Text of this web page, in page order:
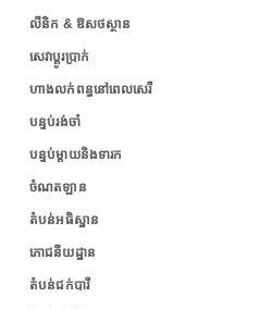
លីនិក & ឱសថស្ថាន
សេវាប្តូរប្រាក់
ហាងលក់ពន្ធនៅពេលសេរី
បន្ទប់រង់ចាំ
បន្ទប់ម្តាយនិងទារក
ចំណតឡាន
តំបន់អធិស្ឋាន
ភោជនីយដ្ឋាន
តំបន់ជក់បារី